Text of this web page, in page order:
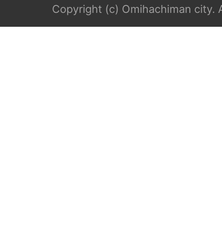
Copyright (c) Omihachiman city.